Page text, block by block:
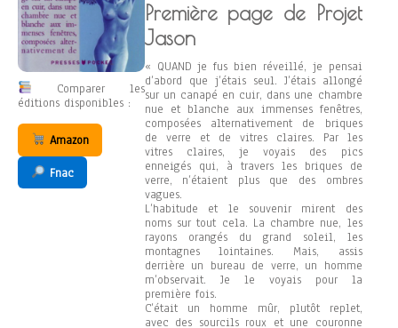
Comparer les
éditions disponibles :
Amazon
Fnac
Première page de Projet
Jason
« QUAND je fus bien réveillé, je pensai
d’abord que j’étais seul. J’étais allongé
sur un canapé en cuir, dans une chambre
nue et blanche aux immenses fenêtres,
composées alternativement de briques
de verre et de vitres claires. Par les
vitres claires, je voyais des pics
enneigés qui, à travers les briques de
verre, n’étaient plus que des ombres
vagues.
L’habitude et le souvenir mirent des
noms sur tout cela. La chambre nue, les
rayons orangés du grand soleil, les
montagnes lointaines. Mais, assis
derrière un bureau de verre, un homme
m’observait. Je le voyais pour la
première fois.
C’était un homme mûr, plutôt replet,
avec des sourcils roux et une couronne